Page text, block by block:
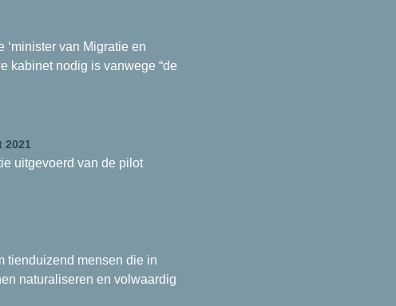
van Migratie en
kabinet nodig is vanwege “de
2021
uitgevoerd van de pilot
tienduizend mensen die in
naturaliseren en volwaardig